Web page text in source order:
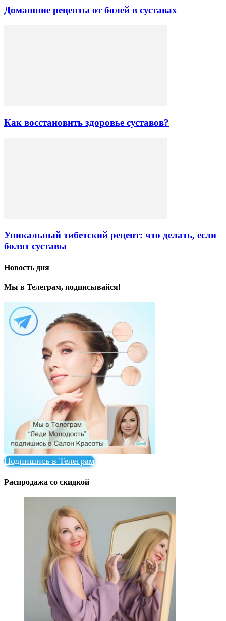
Домашние рецепты от болей в суставах
Как восстановить здоровье суставов?
Уникальный тибетский рецепт: что делать, если
болят суставы
Новость дня
Мы в Телеграм, подписывайся!
Подпишись в Телеграм
Распродажа со скидкой